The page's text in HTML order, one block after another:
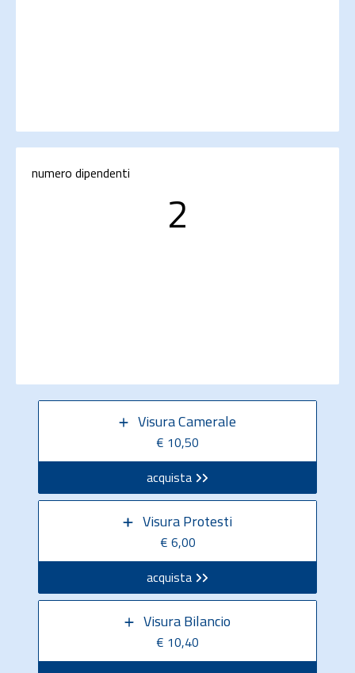
numero dipendenti
2
Visura Camerale
€ 10,50
acquista
Visura Protesti
€ 6,00
acquista
Visura Bilancio
€ 10,40